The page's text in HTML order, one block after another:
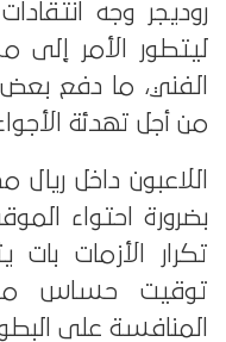
روديجر وجه
ليتطور الأمر إلى
الفني، ما دفع
من أجل تهدئة
اللاعبون داخل ريال
بضرورة احتواء
تكرار الأزمات
توقيت حساس
المنافسة على